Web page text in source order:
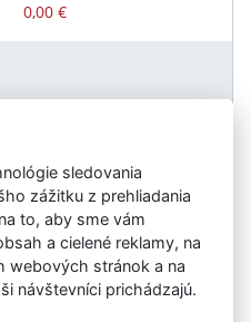
0,00 €
NŠC
sledovania
zážitku z prehliadania
to, aby sme vám
a cielené reklamy, na
webových stránok a na
návštevníci prichádzajú.